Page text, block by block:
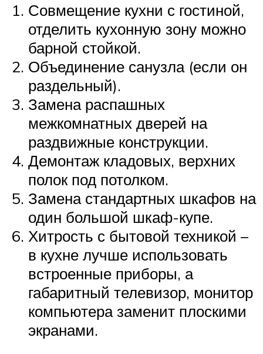
Совмещение кухни с гостиной,
отделить кухонную зону можно
барной стойкой.
Объединение санузла (если он
раздельный).
Замена распашных
межкомнатных дверей на
раздвижные конструкции.
Демонтаж кладовых, верхних
полок под потолком.
Замена стандартных шкафов на
один большой шкаф-купе.
Хитрость с бытовой техникой –
в кухне лучше использовать
встроенные приборы, а
габаритный телевизор, монитор
компьютера заменит плоскими
экранами.